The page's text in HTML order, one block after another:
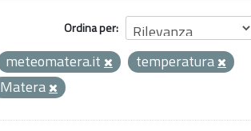
Ordina per
meteomatera.it
temperatura
Matera